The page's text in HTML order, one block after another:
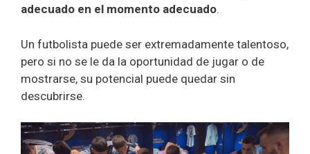
adecuado en el momento adecuado.
Un futbolista puede ser extremadamente talentoso,
pero si no se le da la oportunidad de jugar o de
mostrarse, su potencial puede quedar sin
descubrirse.